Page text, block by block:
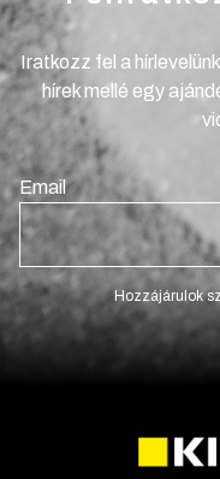
Iratkozz fel a
hírek mellé egy
Email
Hozzájárulok